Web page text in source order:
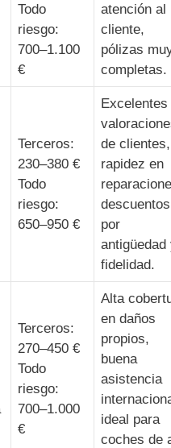
Todo
riesgo:
700–1.100
€
atención al
cliente,
pólizas
completas.
Terceros:
230–380 €
Todo
riesgo:
650–950 €
Excelentes
de clientes,
rapidez en
descuentos
por
antigüedad
fidelidad.
Terceros:
270–450 €
Todo
riesgo:
700–1.000
€
Alta
en daños
propios,
buena
asistencia
ideal para
coches de